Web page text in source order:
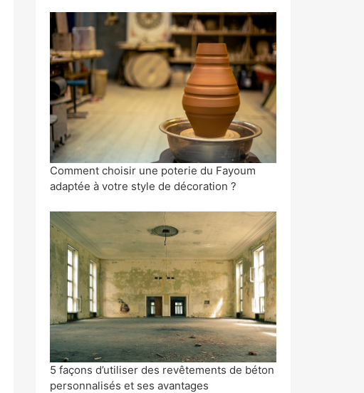
Comment choisir une poterie du Fayoum
adaptée à votre style de décoration ?
5 façons d’utiliser des revêtements de béton
personnalisés et ses avantages